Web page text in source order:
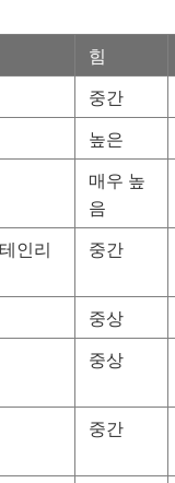
힘
중간
높은
매우 높
음
인리
중간
중상
중상
중간